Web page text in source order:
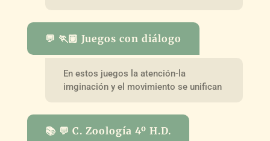
💬 🏃🏽 Juegos con diálogo
En estos juegos la atención-la
imginación y el movimiento se unifican
📚 💬 C. Zoología 4º H.D.